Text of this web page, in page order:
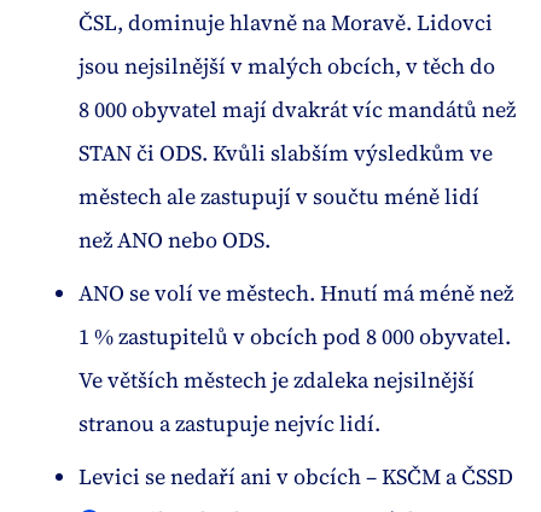
ČSL, dominuje hlavně na Moravě. Lidovci
jsou nejsilnější v malých obcích, v těch do
8 000 obyvatel mají dvakrát víc mandátů než
STAN či ODS. Kvůli slabším výsledkům ve
městech ale zastupují v součtu méně lidí
než ANO nebo ODS.
ANO se volí ve městech. Hnutí má méně než
1 % zastupitelů v obcích pod 8 000 obyvatel.
Ve větších městech je zdaleka nejsilnější
stranou a zastupuje nejvíc lidí.
Levici se nedaří ani v obcích – KSČM a ČSSD